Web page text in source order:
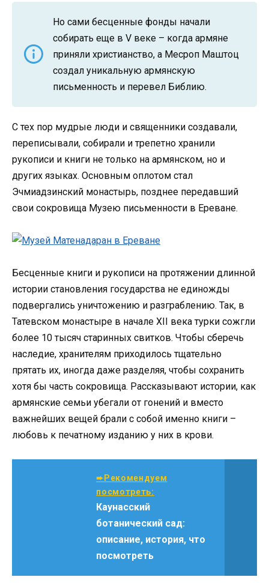
Но сами бесценные фонды начали
собирать еще в V веке – когда армяне
приняли христианство, а Месроп Маштоц
создал уникальную армянскую
письменность и перевел Библию.
С тех пор мудрые люди и священники создавали,
переписывали, собирали и трепетно хранили
рукописи и книги не только на армянском, но и
других языках. Основным оплотом стал
Эчмиадзинский монастырь, позднее передавший
свои сокровища Музею письменности в Ереване.
Бесценные книги и рукописи на протяжении длинной
истории становления государства не единожды
подвергались уничтожению и разграблению. Так, в
Татевском монастыре в начале XII века турки сожгли
более 10 тысяч старинных свитков. Чтобы сберечь
наследие, хранителям приходилось тщательно
прятать их, иногда даже разделяя, чтобы сохранить
хотя бы часть сокровища. Рассказывают истории, как
армянские семьи убегали от гонений и вместо
важнейших вещей брали с собой именно книги –
любовь к печатному изданию у них в крови.
➨Рекомендуем
посмотреть:
Каунасский
ботанический сад:
описание, история, что
посмотреть